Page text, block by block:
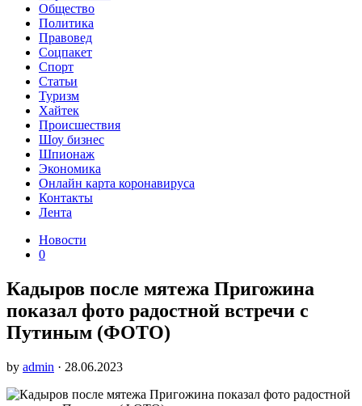
Parent
Общество
Политика
Правовед
Соцпакет
Спорт
Статьи
Туризм
Хайтек
Происшествия
Шоу бизнес
Шпионаж
Экономика
Онлайн карта коронавируса
Контакты
Лента
Новости
0
Кадыров после мятежа Пригожина
показал фото радостной встречи с
Путиным (ФОТО)
by admin · 28.06.2023